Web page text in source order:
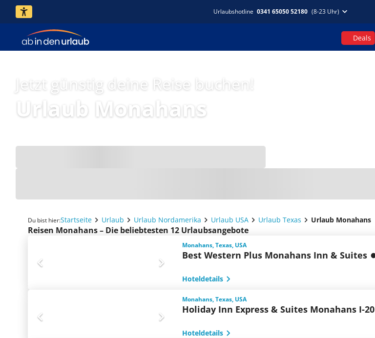
Urlaubshotline 0341 65050 52180 (8-23 Uhr)
Deals
Jetzt günstig deine Reise buchen!
Urlaub Monahans
Du bist hier:Startseite Urlaub Urlaub Nordamerika Urlaub USA Urlaub Texas Urlaub Monahans
Reisen Monahans – Die beliebtesten 12 Urlaubsangebote
Monahans, Texas, USA
Best Western Plus Monahans Inn & Suites
Hoteldetails
Monahans, Texas, USA
Holiday Inn Express & Suites Monahans I-20
Hoteldetails